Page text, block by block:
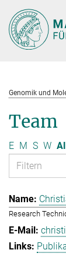
Hauptinhalt
Genomik und
Team
E M S W
Research